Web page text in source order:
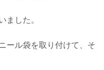
ました。
ール袋を取り付けて、そ